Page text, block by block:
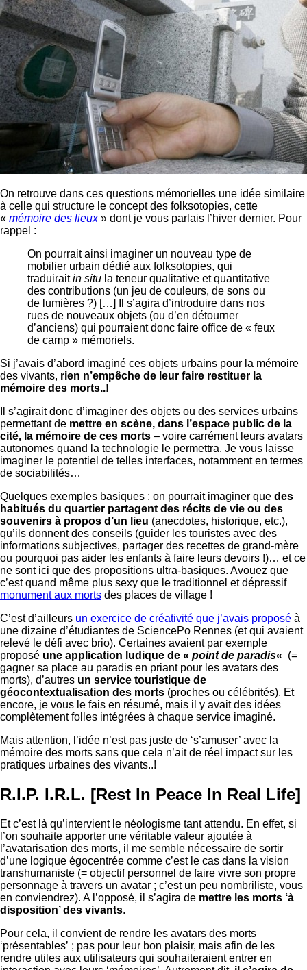
On retrouve dans ces questions mémorielles une idée similaire
à celle qui structure le concept des folksotopies, cette
« mémoire des lieux» dont je vous parlais l’hiver dernier. Pour
rappel :
On pourrait ainsi imaginer un nouveau type de
mobilier urbain dédié aux folksotopies, qui
traduiraitin situ la teneur qualitative et quantitative
des contributions (un jeu de couleurs, de sons ou
de lumières ?) […] Il s’agira d’introduire dans nos
rues de nouveaux objets (ou d’en détourner
d’anciens) qui pourraient donc faire office de « feux
de camp » mémoriels.
Si j’avais d’abord imaginé ces objets urbains pour la mémoire
des vivants, rien n’empêche de leur faire restituer la
mémoire des morts..!
Il s’agirait donc d’imaginer des objets ou des services urbains
permettant de mettre en scène, dans l’espace public de la
cité, la mémoire de ces morts – voire carrément leurs avatars
autonomes quand la technologie le permettra. Je vous laisse
imaginer le potentiel de telles interfaces, notamment en termes
de sociabilités…
Quelques exemples basiques : on pourrait imaginer que des
habitués du quartier partagent des récits de vie ou des
souvenirs à propos d’un lieu (anecdotes, historique, etc.),
qu’ils donnent des conseils (guider les touristes avec des
informations subjectives, partager des recettes de grand-mère
ou pourquoi pas aider les enfants à faire leurs devoirs !)… et ce
ne sont ici que des propositions ultra-basiques. Avouez que
c’est quand même plus sexy que le traditionnel et dépressif
monument aux morts des places de village !
C’est d’ailleurs un exercice de créativité que j’avais proposé à
une dizaine d’étudiantes de SciencePo Rennes (et qui avaient
relevé le défi avec brio). Certaines avaient par exemple
proposé une application ludique de « point de paradis« (=
gagner sa place au paradis en priant pour les avatars des
morts), d’autres un service touristique de
géocontextualisation des morts (proches ou célébrités). Et
encore, je vous le fais en résumé, mais il y avait des idées
complètement folles intégrées à chaque service imaginé.
Mais attention, l’idée n’est pas juste de ‘s’amuser’ avec la
mémoire des morts sans que cela n’ait de réel impact sur les
pratiques urbaines des vivants..!
R.I.P. I.R.L. [Rest In Peace In Real Life]
Et c’est là qu’intervient le néologisme tant attendu. En effet, si
l’on souhaite apporter une véritable valeur ajoutée à
l’avatarisation des morts, il me semble nécessaire de sortir
d’une logique égocentrée comme c’est le cas dans la vision
transhumaniste (= objectif personnel de faire vivre son propre
personnage à travers un avatar ; c’est un peu nombriliste, vous
en conviendrez). A l’opposé, il s’agira de mettre les morts ‘à
disposition’ des vivants.
Pour cela, il convient de rendre les avatars des morts
‘présentables’ ; pas pour leur bon plaisir, mais afin de les
rendre utiles aux utilisateurs qui souhaiteraient entrer en